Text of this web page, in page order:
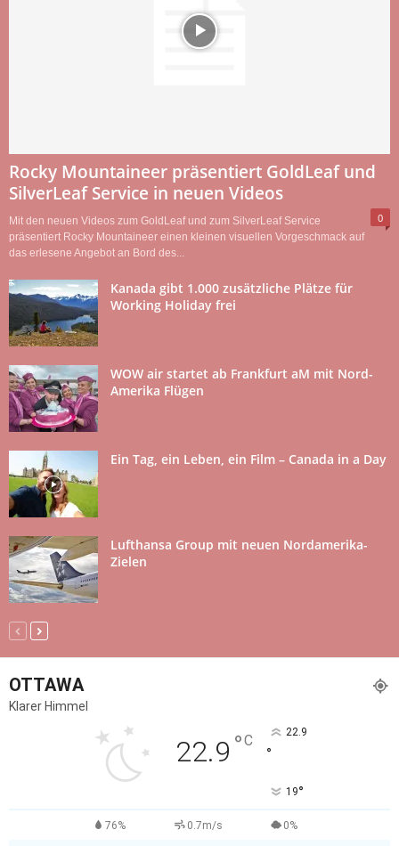
Rocky Mountaineer präsentiert GoldLeaf und
SilverLeaf Service in neuen Videos
0
Mit den neuen Videos zum GoldLeaf und zum SilverLeaf Service
präsentiert Rocky Mountaineer einen kleinen visuellen Vorgeschmack auf
das erlesene Angebot an Bord des...
Kanada gibt 1.000 zusätzliche Plätze für
Working Holiday frei
WOW air startet ab Frankfurt aM mit Nord-
Amerika Flügen
Ein Tag, ein Leben, ein Film – Canada in a Day
Lufthansa Group mit neuen Nordamerika-
Zielen
OTTAWA
Klarer Himmel
22.9 °C 22.9
°
19°
76% 0.7m/s 0%